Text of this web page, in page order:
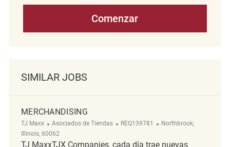
Comenzar
SIMILAR JOBS
MERCHANDISING
TJ Maxx Categoría
Asociados de Tiendas ReqId
REQ139781 Ubicación
Northbrook,
Illinois, 60062
TJ MaxxTJX Companies, cada día trae nuevas